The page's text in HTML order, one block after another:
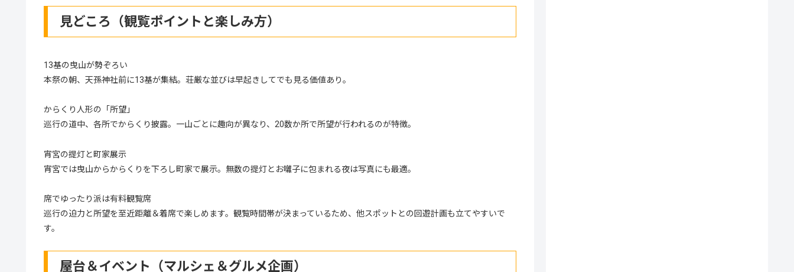
見どころ（観覧ポイントと楽しみ方）
13基の曳山が勢ぞろい
本祭の朝、天孫神社前に13基が集結。荘厳な並びは早起きしてでも見る価値あり。
からくり人形の「所望」
巡行の道中、各所でからくり披露。一山ごとに趣向が異なり、20数か所で所望が行われるのが特徴。
宵宮の提灯と町家展示
宵宮では曳山からからくりを下ろし町家で展示。無数の提灯とお囃子に包まれる夜は写真にも最適。
席でゆったり派は有料観覧席
巡行の迫力と所望を至近距離＆着席で楽しめます。観覧時間帯が決まっているため、他スポットとの回遊計画も立てやすいで
す。
屋台＆イベント（マルシェ＆グルメ企画）